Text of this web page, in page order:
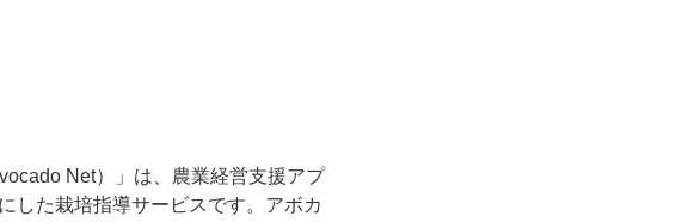
Net）」は、農業経営支援アプ
した栽培指導サービスです。アボカ